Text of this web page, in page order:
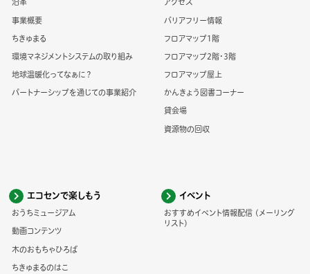
沿革
事業概要
ちきゅまる
環境マネジメントシステムの取り組み
地球温暖化ってなぁに？
パートナーシップを通じての事業紹介
アクセス
バリアフリー情報
フロアマップ1階
フロアマップ2階・3階
フロアマップ屋上
かんきょう図書コーナー
貸会場
資源物の回収
エコセンで楽しもう
おうちミュージアム
動画コンテンツ
木のおもちゃひろば
ちきゅまるのはこ
イベント
おすすめイベント情報配信 (メーリング
リスト)